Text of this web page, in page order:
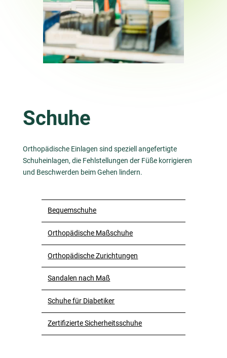
Schuhe
Orthopädische Einlagen sind speziell angefertigte
Schuheinlagen, die Fehlstellungen der Füße korrigieren
und Beschwerden beim Gehen lindern.
Bequemschuhe
Orthopädische Maßschuhe
Orthopädische Zurichtungen
Sandalen nach Maß
Schuhe für Diabetiker
Zertifizierte Sicherheitsschuhe